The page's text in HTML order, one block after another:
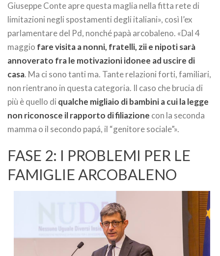
Giuseppe Conte apre questa maglia nella fitta rete di
limitazioni negli spostamenti degli italiani», così l’ex
parlamentare del Pd, nonché papà arcobaleno. «Dal 4
maggio fare visita a nonni, fratelli, zii e nipoti sarà
annoverato fra le motivazioni idonee ad uscire di
casa. Ma ci sono tanti ma. Tante relazioni forti, familiari,
non rientrano in questa categoria. Il caso che brucia di
più è quello di qualche migliaio di bambini a cui la legge
non riconosce il rapporto di filiazione con la seconda
mamma o il secondo papá, il “genitore sociale”».
FASE 2: I PROBLEMI PER LE
FAMIGLIE ARCOBALENO